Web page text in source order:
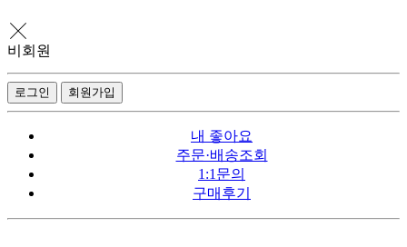
비회원
로그인 회원가입
내 좋아요
주문·배송조회
1:1문의
구매후기